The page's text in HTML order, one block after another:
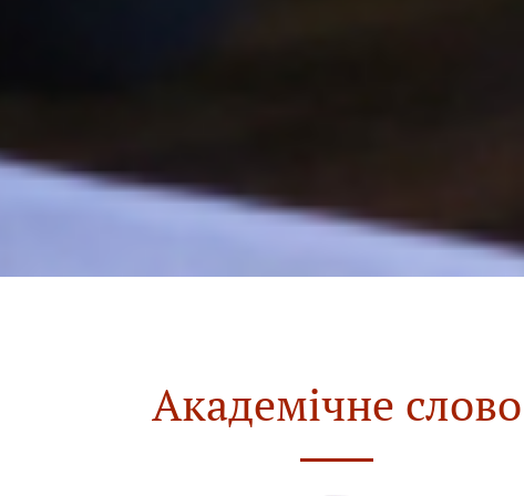
Академічне слово